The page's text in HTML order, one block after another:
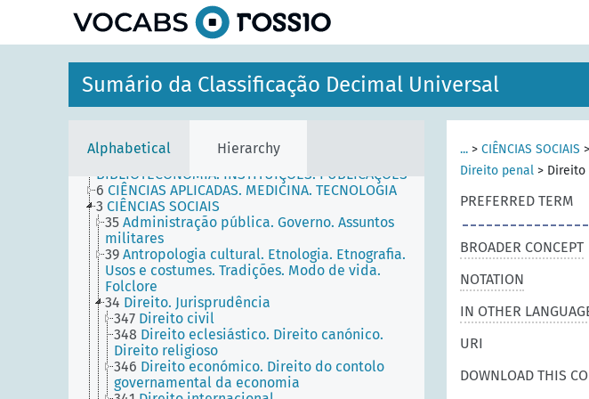
Sumário da Classificação Decimal Universal
Alphabetical Hierarchy
- TABELAS DE AUXILIARES COMUNS
---- TABELAS PRINCIPAIS
ARTE. RECREAÇÃO. ENTRETENIMENTO. DESPORTO
0 CIÊNCIA E CONHECIMENTO. ORGANIZAÇÃO.
INFORMÁTICA. INFORMAÇÃO. DOCUMENTAÇÃO.
BIBLIOTECONOMIA. INSTITUIÇÕES. PUBLICAÇÕES
6 CIÊNCIAS APLICADAS. MEDICINA. TECNOLOGIA
3 CIÊNCIAS SOCIAIS
35 Administração pública. Governo. Assuntos
militares
39 Antropologia cultural. Etnologia. Etnografia.
Usos e costumes. Tradições. Modo de vida.
Folclore
34 Direito. Jurisprudência
347 Direito civil
348 Direito eclesiástico. Direito canónico.
Direito religioso
346 Direito económico. Direito do contolo
governamental da economia
... > CIÊNCIAS SOCIAIS >
Direito penal >
PREFERRED TERM
BROADER CONCEPT
NOTATION
IN OTHER
URI
DOWNLOAD THIS